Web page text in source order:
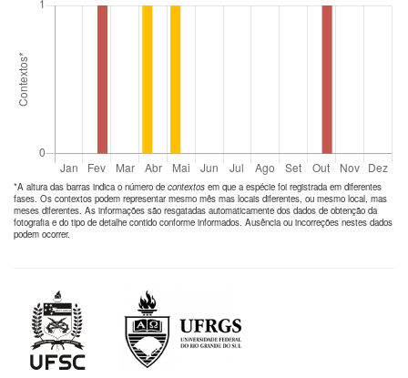
*A altura das barras indica o número de contextos em que a espécie foi registrada em diferentes
fases. Os contextos podem representar mesmo mês mas locais diferentes, ou mesmo local, mas
meses diferentes. As informações são resgatadas automaticamente dos dados de obtenção da
fotografia e do tipo de detalhe contido conforme informados. Ausência ou incorreções nestes dados
podem ocorrer.